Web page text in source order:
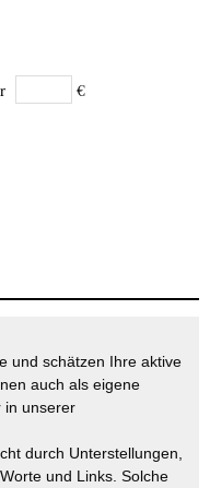
€
und schätzen Ihre aktive
auch als eigene
in unserer
durch Unterstellungen,
und Links. Solche